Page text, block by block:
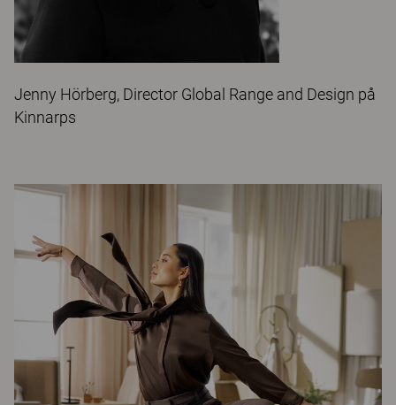
Jenny Hörberg, Director Global Range and Design på
Kinnarps